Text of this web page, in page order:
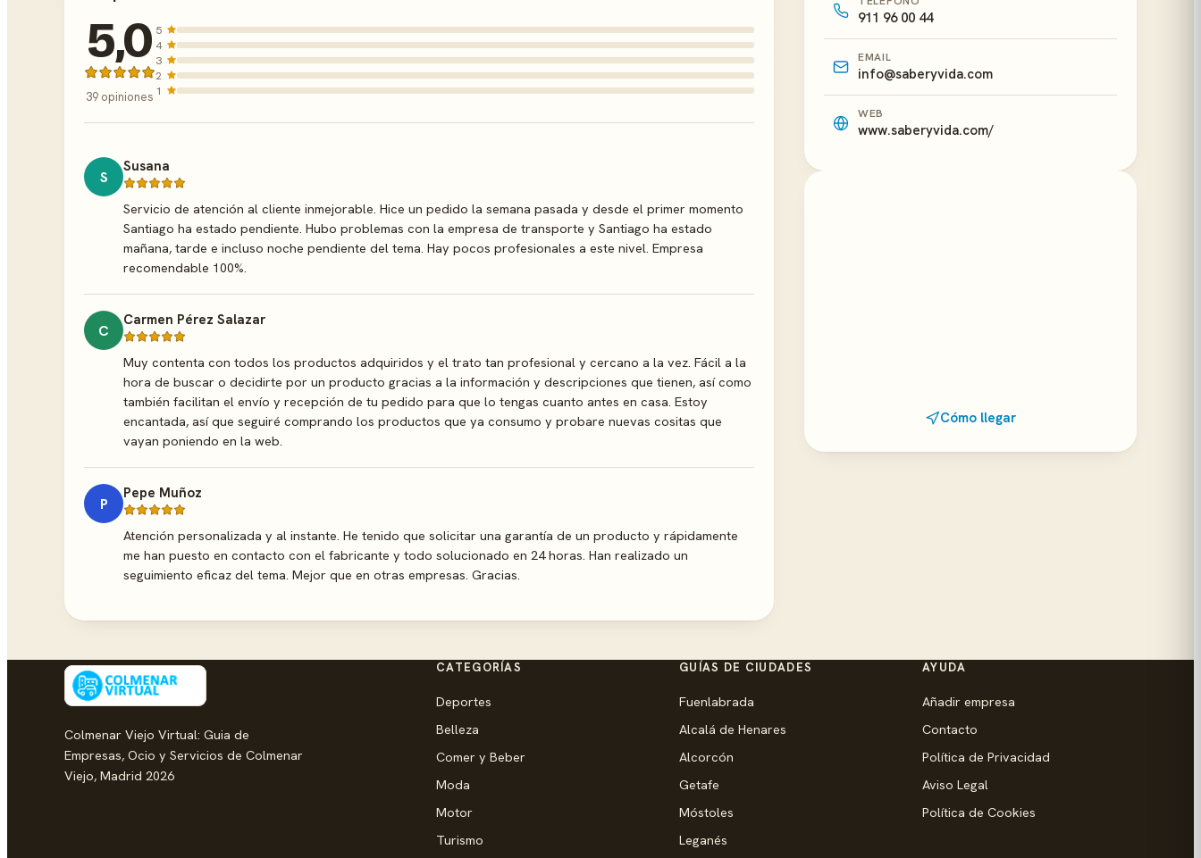
5,0
39 opiniones
5
4
3
2
1
S
Susana
Servicio de atención al cliente inmejorable. Hice un pedido la semana pasada y desde el primer momento
Santiago ha estado pendiente. Hubo problemas con la empresa de transporte y Santiago ha estado
mañana, tarde e incluso noche pendiente del tema. Hay pocos profesionales a este nivel. Empresa
recomendable 100%.
C
Carmen Pérez Salazar
Muy contenta con todos los productos adquiridos y el trato tan profesional y cercano a la vez. Fácil a la
hora de buscar o decidirte por un producto gracias a la información y descripciones que tienen, así como
también facilitan el envío y recepción de tu pedido para que lo tengas cuanto antes en casa. Estoy
encantada, así que seguiré comprando los productos que ya consumo y probare nuevas cositas que
vayan poniendo en la web.
P
Pepe Muñoz
Atención personalizada y al instante. He tenido que solicitar una garantía de un producto y rápidamente
me han puesto en contacto con el fabricante y todo solucionado en 24 horas. Han realizado un
seguimiento eficaz del tema. Mejor que en otras empresas. Gracias.
911 96 00 44
EMAIL
info@saberyvida.com
WEB
www.saberyvida.com/
Cómo llegar
Colmenar Viejo Virtual: Guia de
Empresas, Ocio y Servicios de Colmenar
Viejo, Madrid 2026
CATEGORÍAS
Deportes
Belleza
Comer y Beber
Moda
Motor
Turismo
GUÍAS DE CIUDADES
Fuenlabrada
Alcalá de Henares
Alcorcón
Getafe
Móstoles
Leganés
AYUDA
Añadir empresa
Contacto
Política de Privacidad
Aviso Legal
Política de Cookies